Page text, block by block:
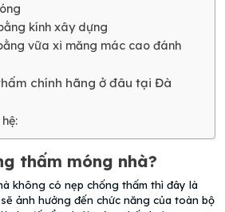
kính xây dựng
vữa xi măng mác cao đánh
chính hãng ở đâu tại Đà
thấm móng nhà?
không có nẹp chống thấm thì đây là
ảnh hưởng đến chức năng của toàn bộ